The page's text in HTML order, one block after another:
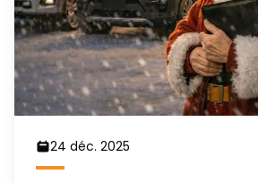
24 déc. 2025